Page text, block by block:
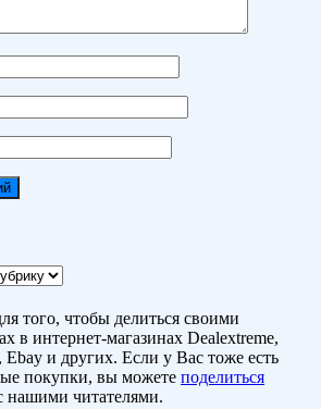
того, чтобы делиться своими
в интернет-магазинах Dealextreme,
и других. Если у Вас тоже есть
покупки, вы можете поделиться
нашими читателями.